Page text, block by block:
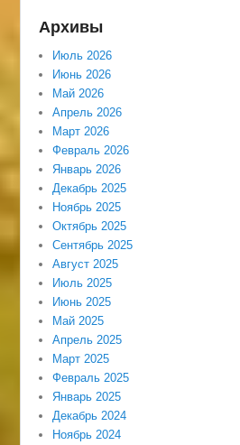
Архивы
Июль 2026
Июнь 2026
Май 2026
Апрель 2026
Март 2026
Февраль 2026
Январь 2026
Декабрь 2025
Ноябрь 2025
Октябрь 2025
Сентябрь 2025
Август 2025
Июль 2025
Июнь 2025
Май 2025
Апрель 2025
Март 2025
Февраль 2025
Январь 2025
Декабрь 2024
Ноябрь 2024